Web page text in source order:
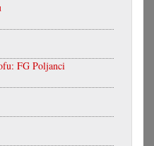
FG Poljanci